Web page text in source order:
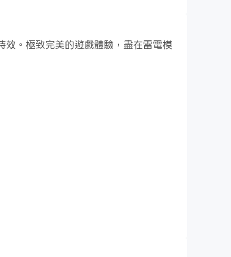
。極致完美的遊戲體驗，盡在雷電模